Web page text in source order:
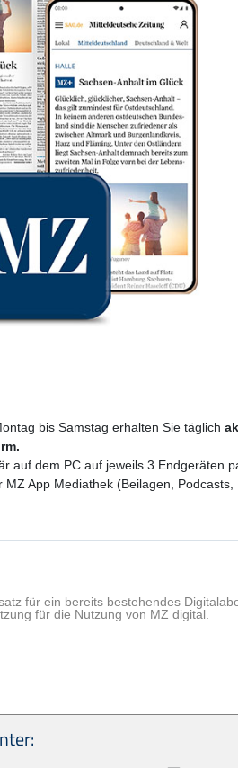
bis Samstag erhalten Sie täglich
auf dem PC auf jeweils 3 Endgeräten
App Mediathek (Beilagen,
für ein bereits bestehendes
für die Nutzung von MZ digital.